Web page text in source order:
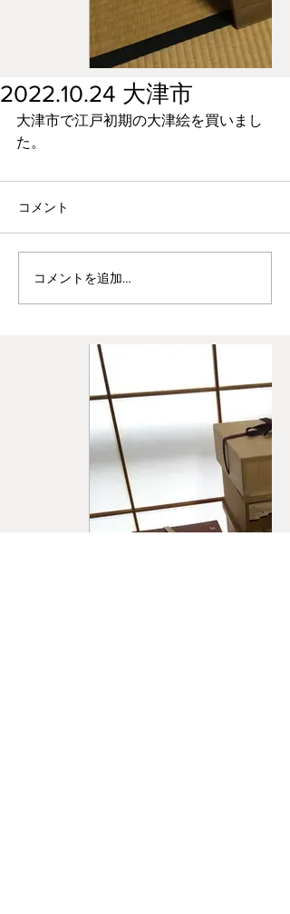
2022.10.24 大津市
大津市で江戸初期の大津絵を買いまし
た。
コメント
コメントを追加…